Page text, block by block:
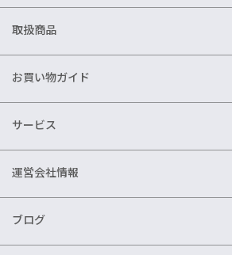
取扱商品
お買い物ガイド
サービス
運営会社情報
ブログ